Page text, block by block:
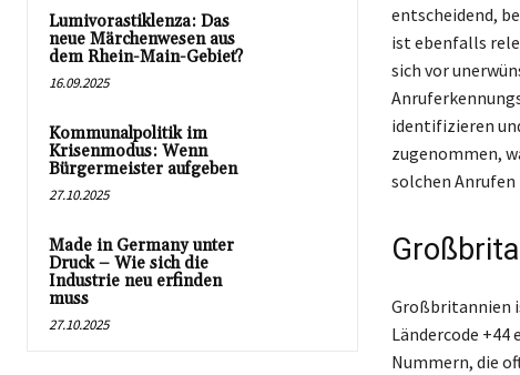
Lumivorastiklenza: Das
neue Märchenwesen aus
dem Rhein-Main-Gebiet?
16.09.2025
Kommunalpolitik im
Krisenmodus: Wenn
Bürgermeister aufgeben
27.10.2025
Made in Germany unter
Druck – Wie sich die
Industrie neu erfinden
muss
27.10.2025
entscheidend,
ist ebenfalls
sich vor
identifizieren
zugenommen,
solchen
Großbritannien
Ländercode +44
Nummern, die